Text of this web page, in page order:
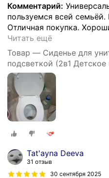
Комментарий:
пользуемся всей
Отличная покупка.
Читать ещё
Товар — Сиденье для
подсветкой (2в1
158 мм, Длинна 408 мм,
Tat'ayna Deeva
31 отзыв
30 сентября 2025